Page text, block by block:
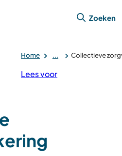
Zoeken
Home ... Collectieve
Lees voor